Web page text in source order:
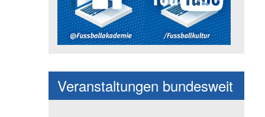
Social Media Kanäle der
Veranstaltungen bundesweit